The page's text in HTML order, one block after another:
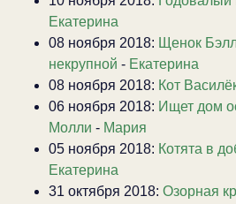
Екатерина
08 ноября 2018: Щенок
некрупной - Екатерина
08 ноября 2018: Кот
06 ноября 2018: Ищет дом
Молли - Мария
05 ноября 2018: Котята в
Екатерина
31 октября 2018: Озорная